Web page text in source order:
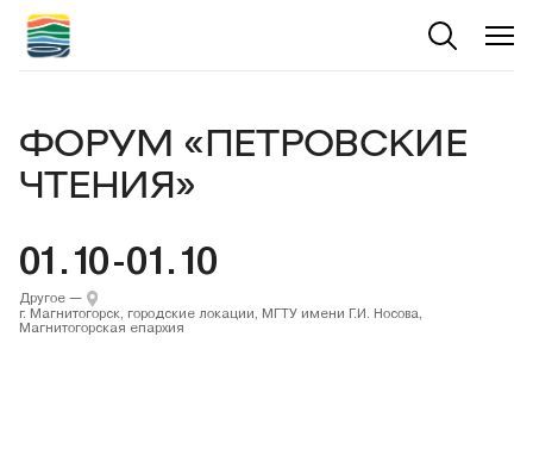
ФОРУМ «ПЕТРОВСКИЕ
ЧТЕНИЯ»
01.10-01.10
Другое —
г. Магнитогорск, городские локации, МГТУ имени Г.И. Носова,
Магнитогорская епархия